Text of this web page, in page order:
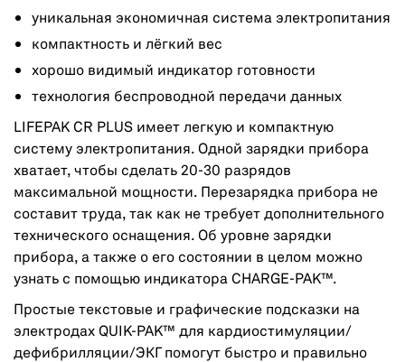
уникальная экономичная система электропитания
компактность и лёгкий вес
хорошо видимый индикатор готовности
технология беспроводной передачи данных
LIFEPAK CR PLUS имеет легкую и компактную
систему электропитания. Одной зарядки прибора
хватает, чтобы сделать 20-30 разрядов
максимальной мощности. Перезарядка прибора не
составит труда, так как не требует дополнительного
технического оснащения. Об уровне зарядки
прибора, а также о его состоянии в целом можно
узнать с помощью индикатора CHARGE-PAK™.
Простые текстовые и графические подсказки на
электродах QUIK-PAK™ для кардиостимуляции/
дефибрилляции/ЭКГ помогут быстро и правильно